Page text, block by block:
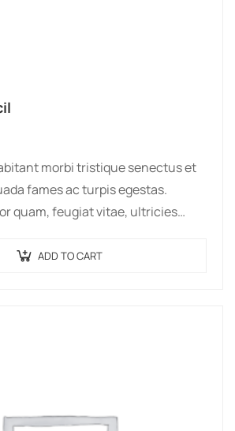
morbi tristique senectus et
fames ac turpis egestas.
quam, feugiat vitae, ultricies
ADD TO CART